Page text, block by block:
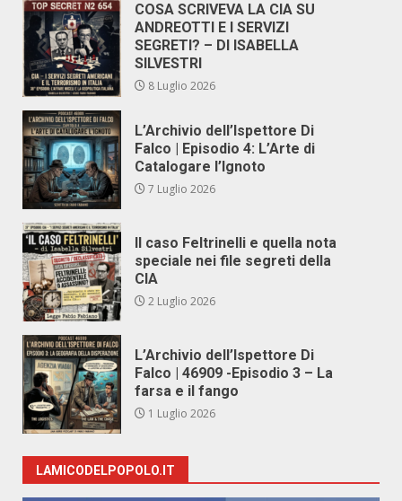
COSA SCRIVEVA LA CIA SU
ANDREOTTI E I SERVIZI
SEGRETI? – DI ISABELLA
SILVESTRI
8 Luglio 2026
L’Archivio dell’Ispettore Di
Falco | Episodio 4: L’Arte di
Catalogare l’Ignoto
7 Luglio 2026
Il caso Feltrinelli e quella nota
speciale nei file segreti della
CIA
2 Luglio 2026
L’Archivio dell’Ispettore Di
Falco | 46909 -Episodio 3 – La
farsa e il fango
1 Luglio 2026
LAMICODELPOPOLO.IT